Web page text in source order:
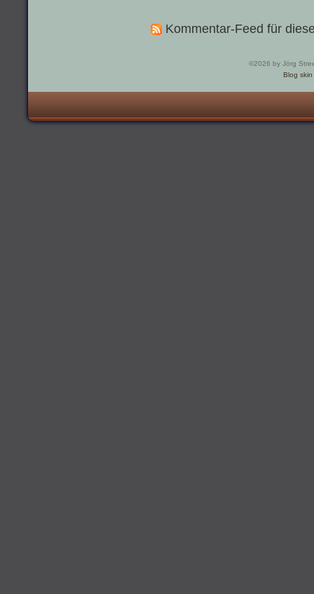
Kommentar-Feed für
©2026 by Jörg
Blog skin